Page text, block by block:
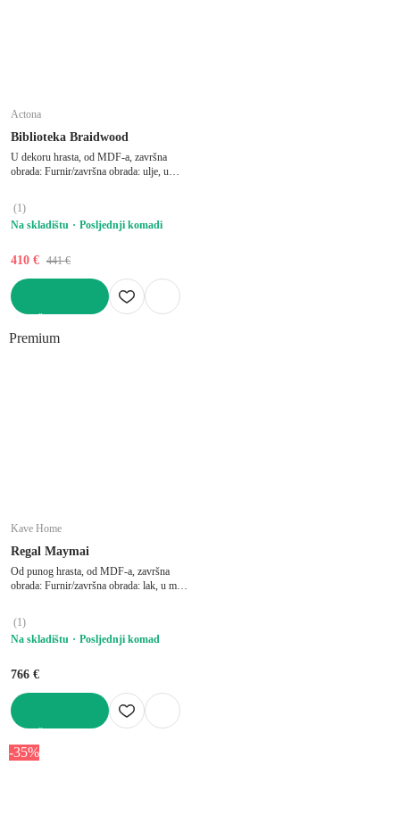
Actona
Biblioteka Braidwood
U dekoru hrasta, od MDF-a, završna
obrada: Furnir/završna obrada: ulje, u
(1)
Na skladištu
Posljednji komadi
410 € 441 €
Premium
Kave Home
Regal Maymai
Od punog hrasta, od MDF-a, završna
obrada: Furnir/završna obrada: lak, u mat
(1)
Na skladištu
Posljednji komad
766 €
-35%